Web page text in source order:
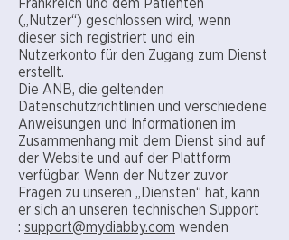
Frankreich und dem Patienten
(„Nutzer“) geschlossen wird, wenn
dieser sich registriert und ein
Nutzerkonto für den Zugang zum Dienst
erstellt.
Die ANB, die geltenden
Datenschutzrichtlinien und verschiedene
Anweisungen und Informationen im
Zusammenhang mit dem Dienst sind auf
der Website und auf der Plattform
verfügbar. Wenn der Nutzer zuvor
Fragen zu unseren „Diensten“ hat, kann
er sich an unseren technischen Support
: support@mydiabby.com wenden